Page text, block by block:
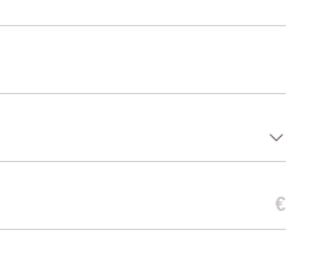
€